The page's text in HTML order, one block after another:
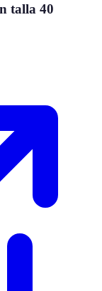
talla 40